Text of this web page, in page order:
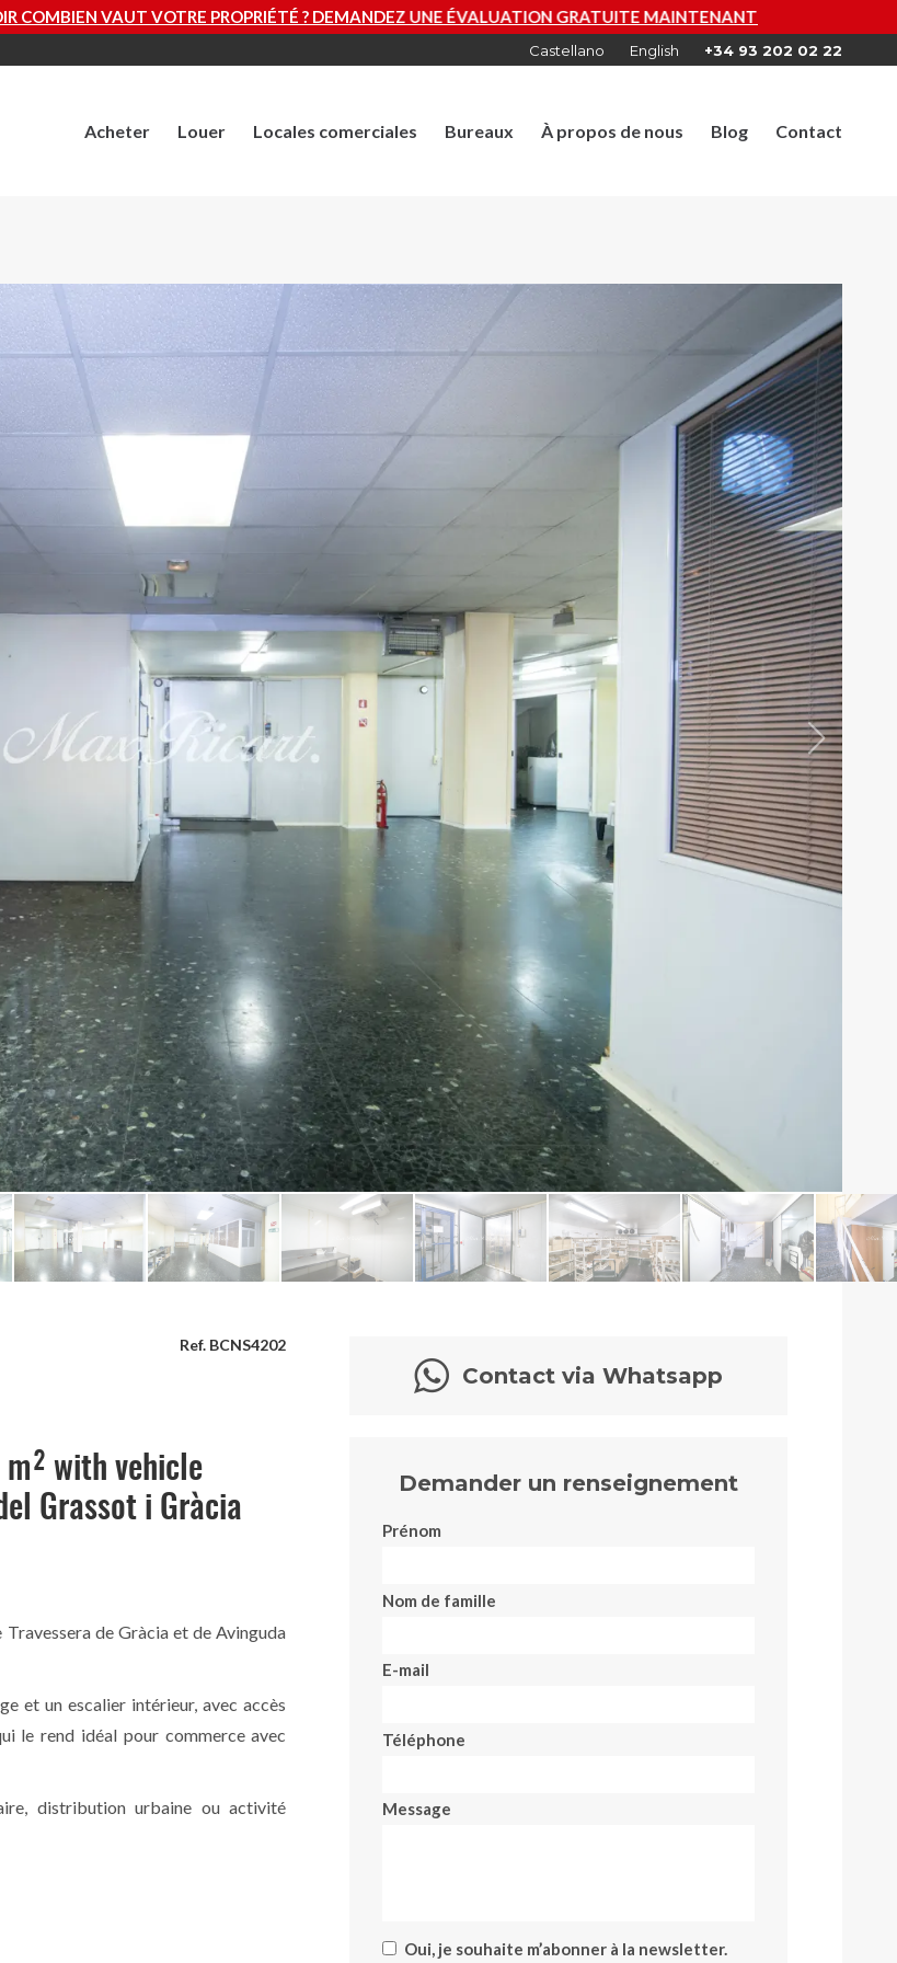
PROPRIÉTÉ ? DEMANDEZ UNE ÉVALUATION GRATUITE MAINTENANT
Castellano English +34 93 202 02 22
Acheter Louer Locales comerciales Bureaux À propos de nous Blog Contact
Ref. BCNS4202
with vehicle
Grassot i Gràcia
de Gràcia et de Avinguda
et un escalier intérieur, avec accès
le rend idéal pour commerce avec
distribution urbaine ou activité
Contact via Whatsapp
Demander un renseignement
Prénom
Nom de famille
E-mail
Téléphone
Message
Oui, je souhaite m’abonner à la newsletter.